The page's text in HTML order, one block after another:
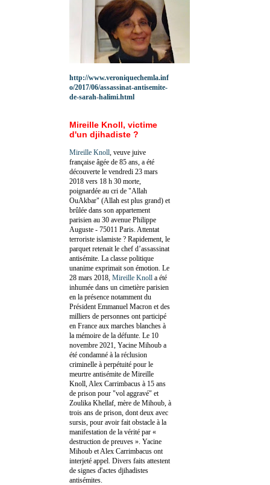
http://www.veroniquechemla.inf
o/2017/06/assassinat-antisemite-
de-sarah-halimi.html
Mireille Knoll, victime
d'un djihadiste ?
Mireille Knoll , veuve juive
française âgée de 85 ans, a été
découverte le vendredi 23 mars
2018 vers 18 h 30 morte,
poignardée au cri de "Allah
OuAkbar" (Allah est plus grand) et
brûlée dans son appartement
parisien au 30 avenue Philippe
Auguste - 75011 Paris. Attentat
terroriste islamiste ? Rapidement, le
parquet retenait le chef d’assassinat
antisémite. La classe politique
unanime exprimait son émotion. Le
28 mars 2018, Mireille Knoll a été
inhumée dans un cimetière parisien
en la présence notamment du
Président Emmanuel Macron et des
milliers de personnes ont participé
en France aux marches blanches à
la mémoire de la défunte. Le 10
novembre 2021, Yacine Mihoub a
été condamné à la réclusion
criminelle à perpétuité pour le
meurtre antisémite de Mireille
Knoll, Alex Carrimbacus à 15 ans
de prison pour "vol aggravé" et
Zoulika Khellaf, mère de Mihoub, à
trois ans de prison, dont deux avec
sursis, pour avoir fait obstacle à la
manifestation de la vérité par «
destruction de preuves ». Yacine
Mihoub et Alex Carrimbacus ont
interjeté appel. Divers faits attestent
de signes d'actes djihadistes
antisémites.